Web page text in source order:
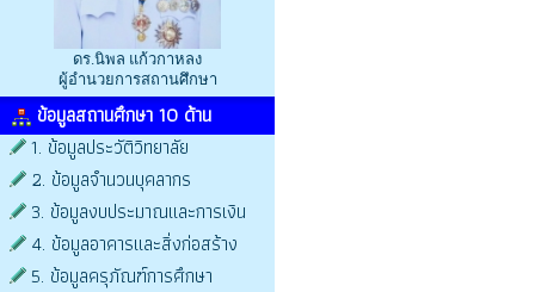
ดร.นิพล แก้วกาหลง
ผู้อำนวยการสถานศึกษา
ข้อมูลสถานศึกษา 10 ด้าน
1. ข้อมูลประวัติวิทยาลัย
2. ข้อมูลจำนวนบุคลากร
3. ข้อมูลงบประมาณและการเงิน
4. ข้อมูลอาคารและสิ่งก่อสร้าง
5. ข้อมูลครุภัณฑ์การศึกษา